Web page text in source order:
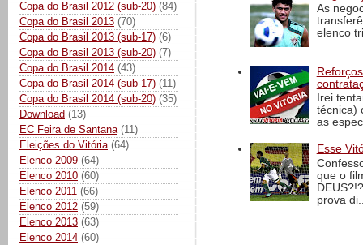
Copa do Brasil 2012 (sub-20) (84)
Copa do Brasil 2013 (70)
Copa do Brasil 2013 (sub-17) (6)
Copa do Brasil 2013 (sub-20) (7)
Copa do Brasil 2014 (43)
Copa do Brasil 2014 (sub-17) (11)
Copa do Brasil 2014 (sub-20) (35)
Download (13)
EC Feira de Santana (11)
Eleições do Vitória (64)
Elenco 2009 (64)
Elenco 2010 (60)
Elenco 2011 (66)
Elenco 2012 (59)
Elenco 2013 (63)
Elenco 2014 (60)
As
elenco
Irei
técnica)
as
Esse
que o
prova